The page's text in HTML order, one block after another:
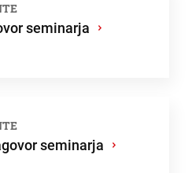
seminarja ›
seminarja ›